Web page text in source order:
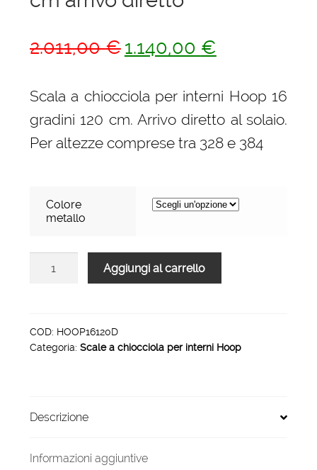
2.011,00€ Il
originale
era:
2.011,00 €.
1.140,00 €
attuale
è:
1.140,00 €.
Scala a chiocciola per interni Hoop 16
gradini 120 cm. Arrivo diretto al solaio.
Per altezze comprese tra 328 e 384
Colore
metallo
interni
Hoop
cm
diretto
Aggiungi al carrello
COD: HOOP16120D
Categoria: Scale a chiocciola per interni Hoop
Descrizione
Informazioni aggiuntive